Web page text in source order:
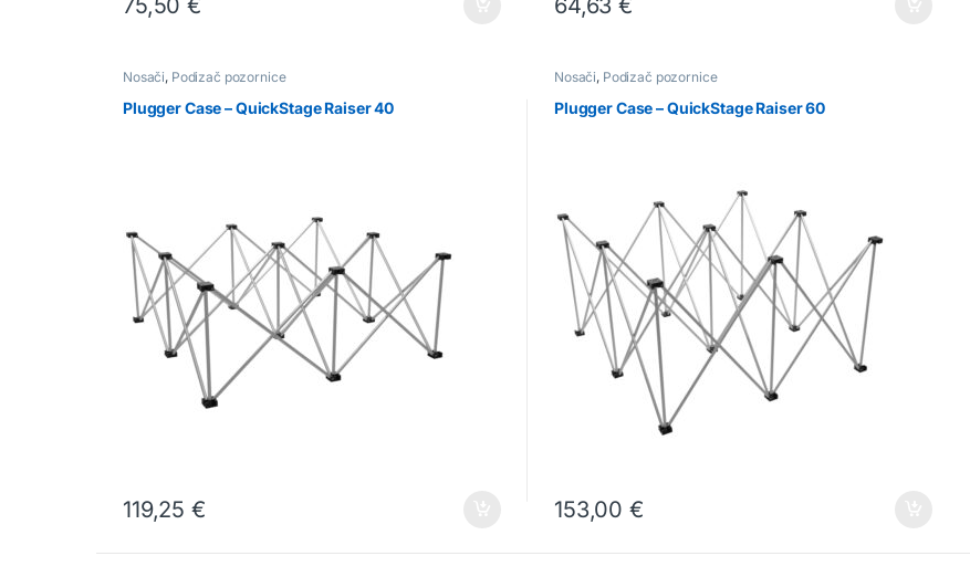
75,50€ 64,63€
Nosači, Podizač pozornice
Plugger Case – QuickStage Raiser 40
119,25€
Nosači, Podizač pozornice
Plugger Case – QuickStage Raiser 60
153,00€